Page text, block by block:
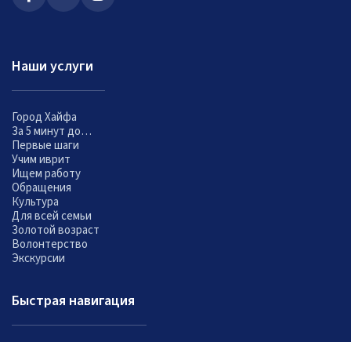
Наши услуги
Город Хайфа
За 5 минут до…
Первые шаги
Учим иврит
Ищем работу
Обращения
Культура
Для всей семьи
Золотой возраст
Волонтерство
Экскурсии
Быстрая навигация